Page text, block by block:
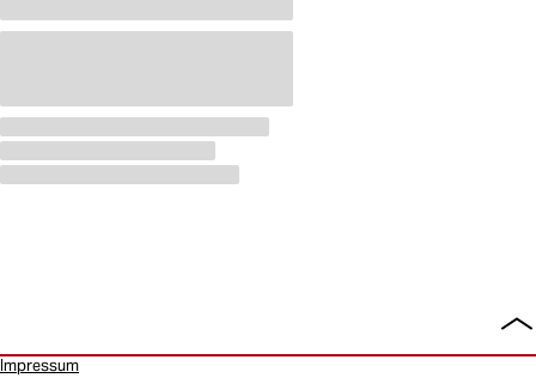
Impressum